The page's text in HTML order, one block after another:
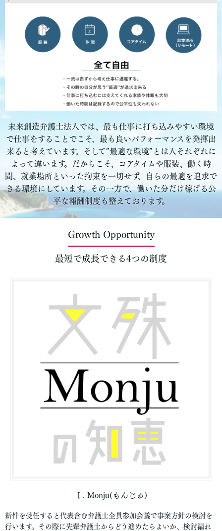
未来創造弁護士法人では、最も仕事に打ち込みやすい環境
で仕事をすることでこそ、最も良いパフォーマンスを発揮出
来ると考えています。そして”最適な環境”とは人それぞれに
よって違います。だからこそ、コアタイムや服装、働く時
間、就業場所といった拘束を一切せず、自らの最適を追求で
きる環境にしています。その一方で、働いた分だけ稼げる公
平な報酬制度も整えております。
Growth Opportunity
最短で成長できる4つの制度
Ⅰ. Monju(もんじゅ)
新件を受任すると代表含む弁護士全員参加会議で事案方針の検討を
行います。その際に先輩弁護士からどう進めたらよいか、検討漏れ